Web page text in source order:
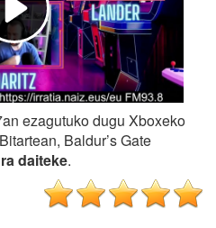
ezagutuko dugu Xboxeko
Baldur’s Gate
daiteke.